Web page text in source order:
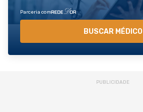
Parceria com
BUSCAR MÉDICO